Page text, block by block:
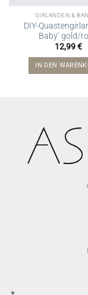
GIRLANDEN &
DIY-
Baby‘ gold/
12,99€
IN DEN